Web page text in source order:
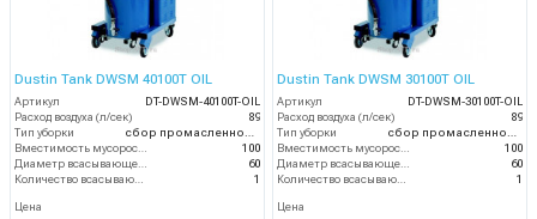
Dustin Tank DWSM 40100T OIL
Артикул
DT-DWSM-40100T-OIL
Расход воздуха (л/сек)
89
Тип уборки
сбор промасленной стружки
Вместимость мусоросборника (л)
100
Диаметр всасывающего отверстия (мм)
60
Количество всасывающих турбин (шт)
1
Цена
Dustin Tank DWSM 30100T OIL
Артикул
DT-DWSM-30100T-OIL
Расход воздуха (л/сек)
89
Тип уборки
сбор промасленной стружки
Вместимость мусоросборника (л)
100
Диаметр всасывающего отверстия (мм)
60
Количество всасывающих турбин (шт)
1
Цена